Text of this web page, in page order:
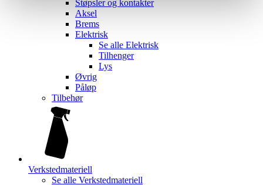
Støpsler og kontakter
Aksel
Brems
Elektrisk
Se alle Elektrisk
Tilhenger
Lys
Øvrig
Påløp
Tilbehør
Verkstedmateriell
Se alle Verkstedmateriell